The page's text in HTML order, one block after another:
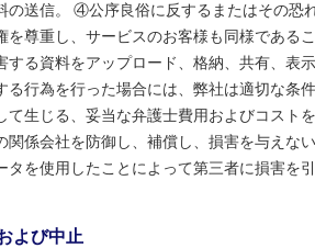
の送信。 ④公序良俗に反するまたはその
を尊重し、サービスのお客様も同様であ
する資料をアップロード、格納、共有、
行為を行った場合には、弊社は適切な条
て生じる、妥当な弁護士費用およびコスト
係会社を防御し、補償し、損害を与えな
タを使用したことによって第三者に損害
よび中止